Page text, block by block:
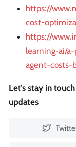
https://
cost-
https://
learning-ai/
agent-costs-
Let's stay in
updates